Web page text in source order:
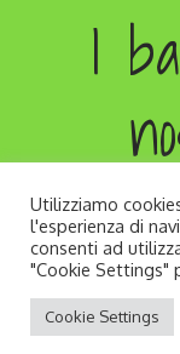
I
Copyright ©
Utilizziamo
l'esperienza di
consenti ad
"Cookie Settings"
Cookie Settings